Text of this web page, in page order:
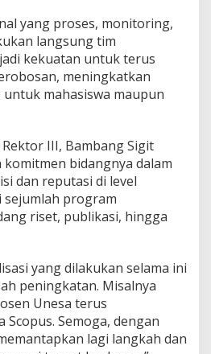
yang proses, monitoring,
langsung tim
kekuatan untuk terus
meningkatkan
mahasiswa maupun
III, Bambang Sigit
bidangnya dalam
dan reputasi di level
program
riset, publikasi, hingga
yang dilakukan selama ini
peningkatan. Misalnya
Unesa terus
Semoga, dengan
lagi langkah dan